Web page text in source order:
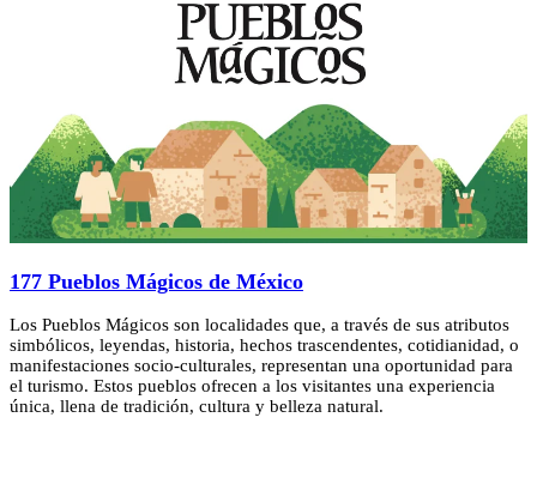
177 Pueblos Mágicos de México
Los Pueblos Mágicos son localidades que, a través de sus atributos
simbólicos, leyendas, historia, hechos trascendentes, cotidianidad, o
manifestaciones socio-culturales, representan una oportunidad para
el turismo. Estos pueblos ofrecen a los visitantes una experiencia
única, llena de tradición, cultura y belleza natural.